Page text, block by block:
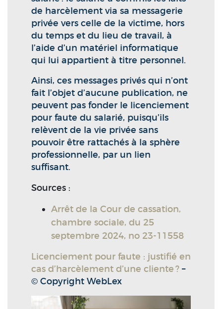
de harcèlement via sa messagerie
privée vers celle de la victime, hors
du temps et du lieu de travail, à
l’aide d’un matériel informatique
qui lui appartient à titre personnel.
Ainsi, ces messages privés qui n’ont
fait l’objet d’aucune publication, ne
peuvent pas fonder le licenciement
pour faute du salarié, puisqu’ils
relèvent de la vie privée sans
pouvoir être rattachés à la sphère
professionnelle, par un lien
suffisant.
Sources :
Arrêt de la Cour de cassation,
chambre sociale, du 25
septembre 2024, no 23-11558
Licenciement pour faute : justifié en
cas d’harcèlement d’une cliente ? –
© Copyright WebLex